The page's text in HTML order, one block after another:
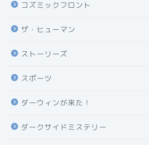
コズミックフロント
ザ・ヒューマン
ストーリーズ
スポーツ
ダーウィンが来た！
ダークサイドミステリー